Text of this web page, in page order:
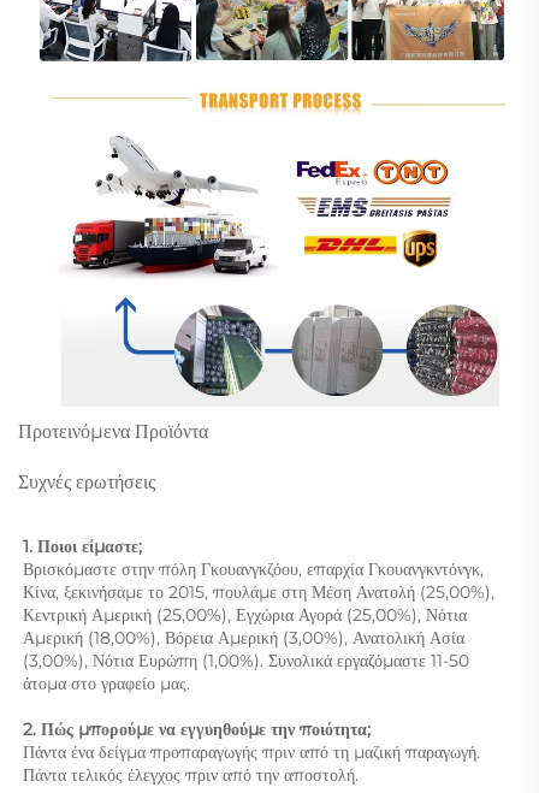
Προτεινόμενα Προϊόντα
Συχνές ερωτήσεις
1. Ποιοι είμαστε;
Βρισκόμαστε στην πόλη Γκουανγκζόου, επαρχία Γκουανγκντόνγκ,
Κίνα, ξεκινήσαμε το 2015, πουλάμε στη Μέση Ανατολή (25,00%),
Κεντρική Αμερική (25,00%), Εγχώρια Αγορά (25,00%), Νότια
Αμερική (18,00%), Βόρεια Αμερική (3,00%), Ανατολική Ασία
(3,00%), Νότια Ευρώπη (1,00%). Συνολικά εργαζόμαστε 11-50
άτομα στο γραφείο μας.
2. Πώς μπορούμε να εγγυηθούμε την ποιότητα;
Πάντα ένα δείγμα προπαραγωγής πριν από τη μαζική παραγωγή.
Πάντα τελικός έλεγχος πριν από την αποστολή.